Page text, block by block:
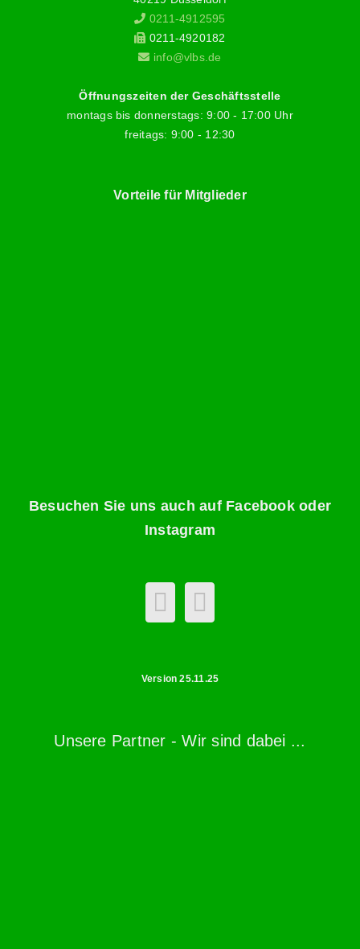
0211-4912595
0211-4920182
info@vlbs.de
Öffnungszeiten der Geschäftsstelle
montags bis donnerstags: 9:00 - 17:00 Uhr
freitags: 9:00 - 12:30
Vorteile für Mitglieder
Besuchen Sie uns auch auf Facebook oder
Instagram
Version 25.11.25
Unsere Partner - Wir sind dabei ...